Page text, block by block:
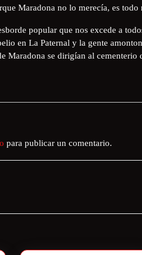
Maradona no lo merecía, es
popular que nos excede a
en La Paternal y la gente
Maradona se dirigían al
para publicar un comentario.